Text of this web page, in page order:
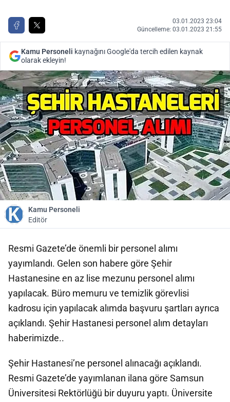
03.01.2023 23:04
Güncelleme: 03.01.2023 21:55
Kamu Personeli kaynağını Google'da tercih edilen kaynak
olarak ekleyin!
Kamu Personeli
Editör
Resmi Gazete’de önemli bir personel alımı
yayımlandı. Gelen son habere göre Şehir
Hastanesine en az lise mezunu personel alımı
yapılacak. Büro memuru ve temizlik görevlisi
kadrosu için yapılacak alımda başvuru şartları ayrıca
açıklandı. Şehir Hastanesi personel alım detayları
haberimizde..
Şehir Hastanesi’ne personel alınacağı açıklandı.
Resmi Gazete’de yayımlanan ilana göre Samsun
Üniversitesi Rektörlüğü bir duyuru yaptı. Üniversite